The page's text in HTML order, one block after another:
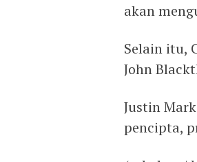
akan
Selain itu,
John
Justin
pencipta,